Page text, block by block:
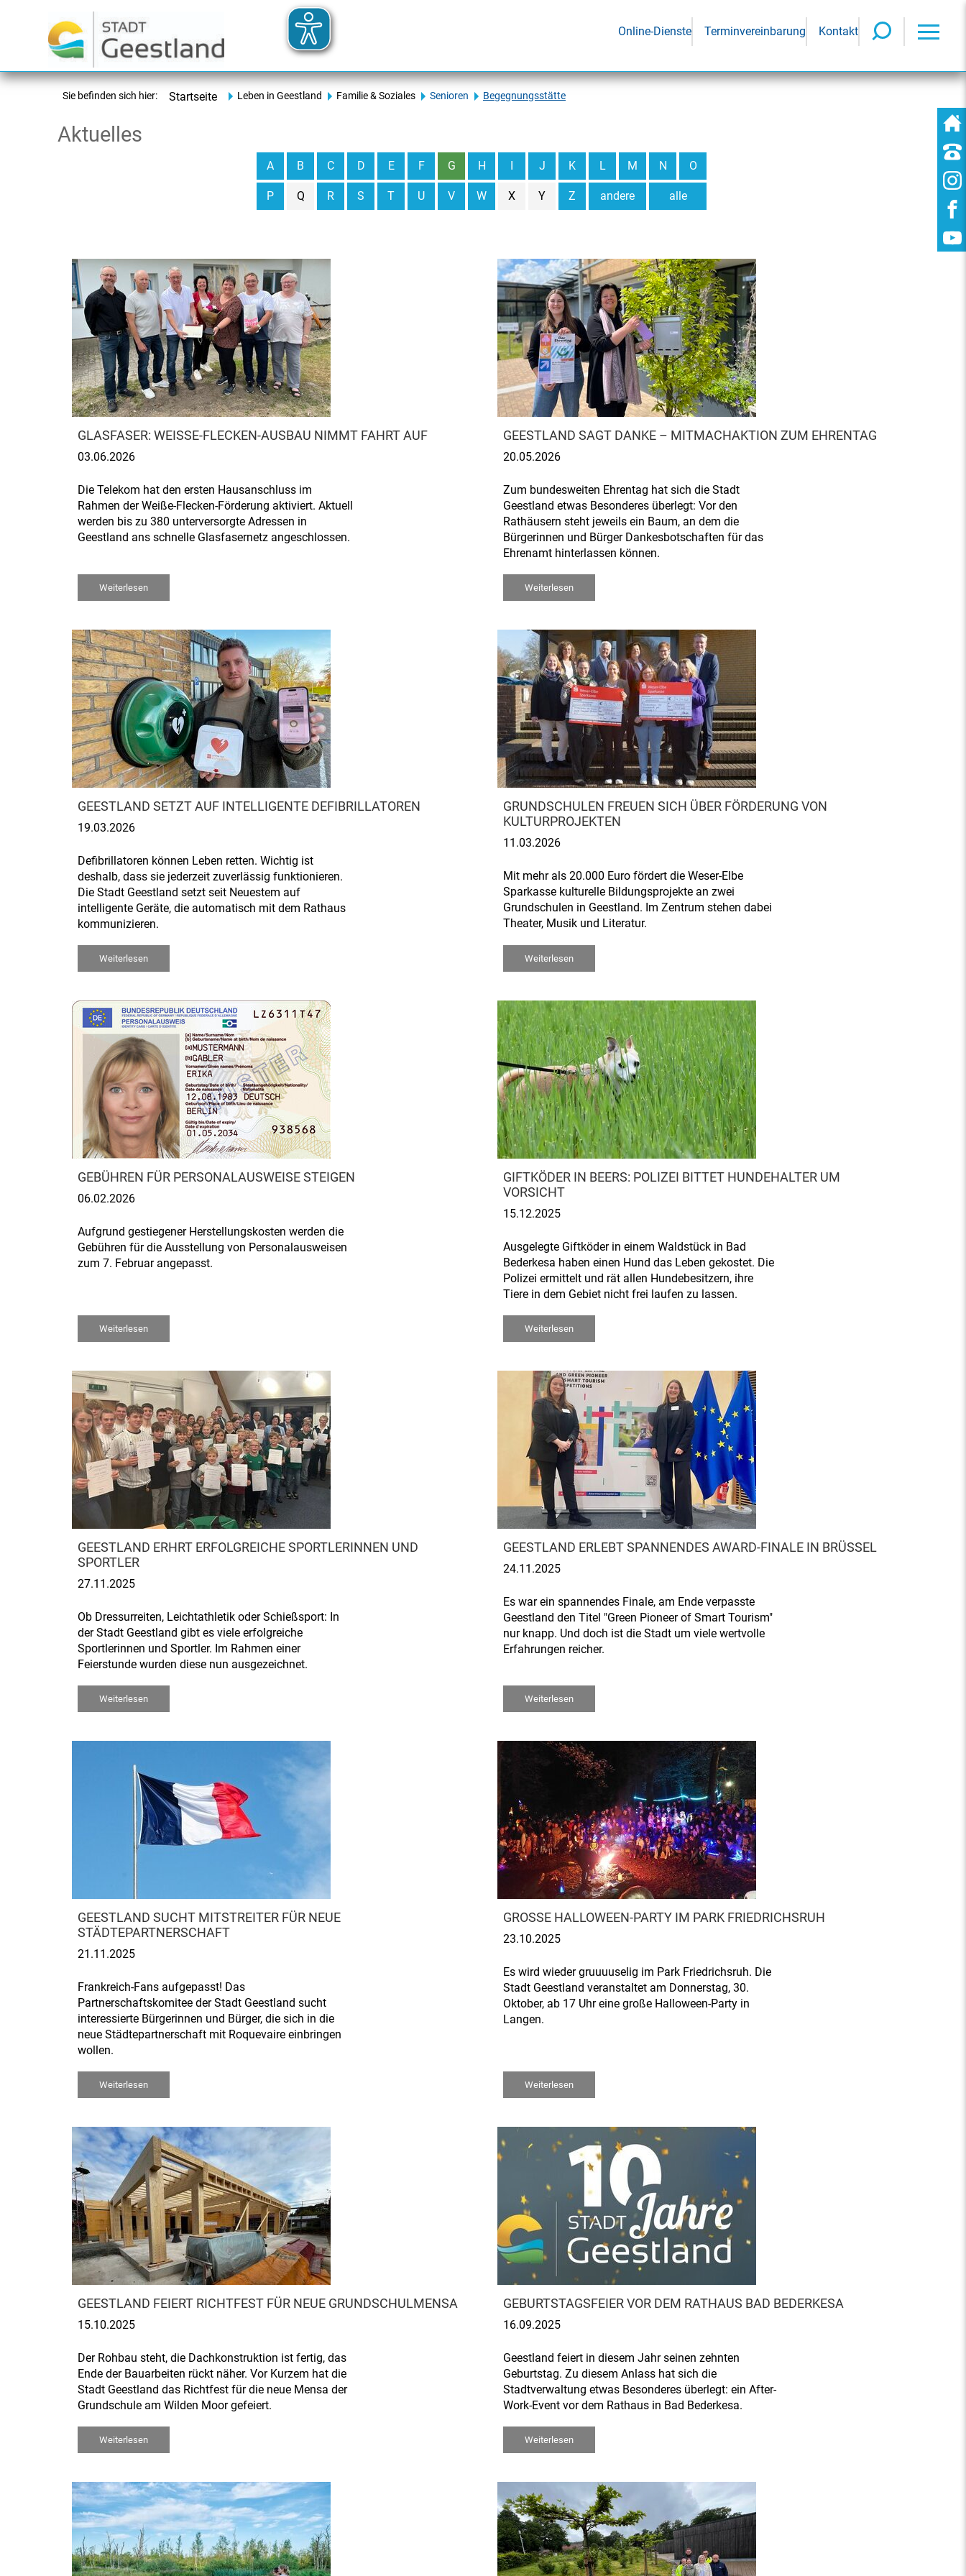
Online-Dienste Terminvereinbarung Kontakt
Sie befinden sich hier: Startseite Leben in Geestland Familie & Soziales Senioren Begegnungsstätte
Aktuelles
alle
A B C D E F G H I J K L M N O
P Q R S T U V W X Y Z andere
GLASFASER: WEISSE-FLECKEN-AUSBAU NIMMT FAHRT AUF
03.06.2026
Die Telekom hat den ersten Hausanschluss im
Rahmen der Weiße-Flecken-Förderung aktiviert. Aktuell
werden bis zu 380 unterversorgte Adressen in
Geestland ans schnelle Glasfasernetz angeschlossen.
Weiterlesen
GEESTLAND SAGT DANKE – MITMACHAKTION ZUM EHRENTAG
20.05.2026
Zum bundesweiten Ehrentag hat sich die Stadt
Geestland etwas Besonderes überlegt: Vor den
Rathäusern steht jeweils ein Baum, an dem die
Bürgerinnen und Bürger Dankesbotschaften für das
Ehrenamt hinterlassen können.
Weiterlesen
GEESTLAND SETZT AUF INTELLIGENTE DEFIBRILLATOREN
19.03.2026
Defibrillatoren können Leben retten. Wichtig ist
deshalb, dass sie jederzeit zuverlässig funktionieren.
Die Stadt Geestland setzt seit Neuestem auf
intelligente Geräte, die automatisch mit dem Rathaus
kommunizieren.
Weiterlesen
GRUNDSCHULEN FREUEN SICH ÜBER FÖRDERUNG VON
KULTURPROJEKTEN
11.03.2026
Mit mehr als 20.000 Euro fördert die Weser-Elbe
Sparkasse kulturelle Bildungsprojekte an zwei
Grundschulen in Geestland. Im Zentrum stehen dabei
Theater, Musik und Literatur.
Weiterlesen
GEBÜHREN FÜR PERSONALAUSWEISE STEIGEN
06.02.2026
Aufgrund gestiegener Herstellungskosten werden die
Gebühren für die Ausstellung von Personalausweisen
zum 7. Februar angepasst.
Weiterlesen
GIFTKÖDER IN BEERS: POLIZEI BITTET HUNDEHALTER UM
VORSICHT
15.12.2025
Ausgelegte Giftköder in einem Waldstück in Bad
Bederkesa haben einen Hund das Leben gekostet. Die
Polizei ermittelt und rät allen Hundebesitzern, ihre
Tiere in dem Gebiet nicht frei laufen zu lassen.
Weiterlesen
GEESTLAND ERHRT ERFOLGREICHE SPORTLERINNEN UND
SPORTLER
27.11.2025
Ob Dressurreiten, Leichtathletik oder Schießsport: In
der Stadt Geestland gibt es viele erfolgreiche
Sportlerinnen und Sportler. Im Rahmen einer
Feierstunde wurden diese nun ausgezeichnet.
Weiterlesen
GEESTLAND ERLEBT SPANNENDES AWARD-FINALE IN BRÜSSEL
24.11.2025
Es war ein spannendes Finale, am Ende verpasste
Geestland den Titel "Green Pioneer of Smart Tourism"
nur knapp. Und doch ist die Stadt um viele wertvolle
Erfahrungen reicher.
Weiterlesen
GEESTLAND SUCHT MITSTREITER FÜR NEUE
STÄDTEPARTNERSCHAFT
21.11.2025
Frankreich-Fans aufgepasst! Das
Partnerschaftskomitee der Stadt Geestland sucht
interessierte Bürgerinnen und Bürger, die sich in die
neue Städtepartnerschaft mit Roquevaire einbringen
wollen.
Weiterlesen
GROSSE HALLOWEEN-PARTY IM PARK FRIEDRICHSRUH
23.10.2025
Es wird wieder gruuuuselig im Park Friedrichsruh. Die
Stadt Geestland veranstaltet am Donnerstag, 30.
Oktober, ab 17 Uhr eine große Halloween-Party in
Langen.
Weiterlesen
GEESTLAND FEIERT RICHTFEST FÜR NEUE GRUNDSCHULMENSA
15.10.2025
Der Rohbau steht, die Dachkonstruktion ist fertig, das
Ende der Bauarbeiten rückt näher. Vor Kurzem hat die
Stadt Geestland das Richtfest für die neue Mensa der
Grundschule am Wilden Moor gefeiert.
Weiterlesen
GEBURTSTAGSFEIER VOR DEM RATHAUS BAD BEDERKESA
16.09.2025
Geestland feiert in diesem Jahr seinen zehnten
Geburtstag. Zu diesem Anlass hat sich die
Stadtverwaltung etwas Besonderes überlegt: ein After-
Work-Event vor dem Rathaus in Bad Bederkesa.
Weiterlesen